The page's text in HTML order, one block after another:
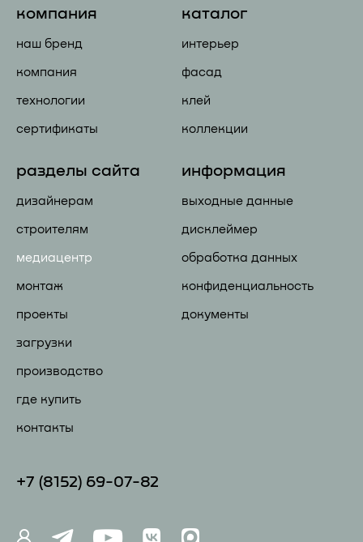
компания
наш бренд
компания
технологии
сертификаты
каталог
интерьер
фасад
клей
коллекции
разделы сайта
дизайнерам
строителям
медиацентр
монтаж
проекты
загрузки
производство
где купить
контакты
информация
выходные данные
дисклеймер
обработка данных
конфиденциальность
документы
+7 (81 52) 69-07-82